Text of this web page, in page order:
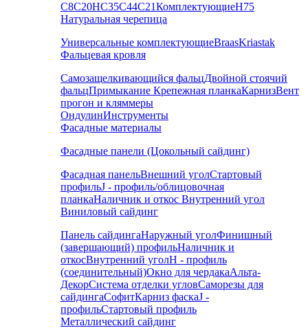
С8С20НС35С44С21КомплектующиеН75
Натуральная черепица
Универсальные комплектующиеBraasKriastak
Фальцевая кровля
Самозащелкивающийся фальцДвойной стоячий
фальцПримыкание Крепежная планкаКарнизВент
прогон и кляммеры
ОндулинИнструменты
Фасадные материалы
Фасадные панели (Цокольный сайдинг)
Фасадная панельВнешний уголСтартовый
профильJ - профиль/облицовочная
планкаНаличник и откос Внутренний угол
Виниловый сайдинг
Панель сайдингаНаружный уголФинишный
(завершающий) профильНаличник и
откосВнутренний уголH - профиль
(соединительный)Окно для чердакаАльта-
ДекорСистема отделки угловСаморезы для
сайдингаСофитКарниз фаскаJ -
профильСтартовый профиль
Металлический сайдинг